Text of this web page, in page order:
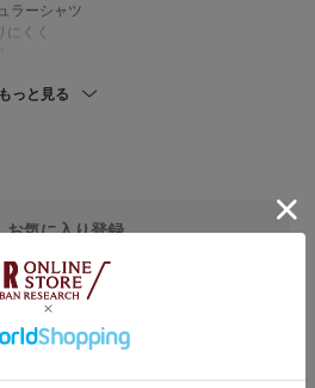
ラーシャツ
くく
材のハーフパンツ🌼
大人カジュアルな印象に..♢
もっと見る
お気に入り登録
アイテム